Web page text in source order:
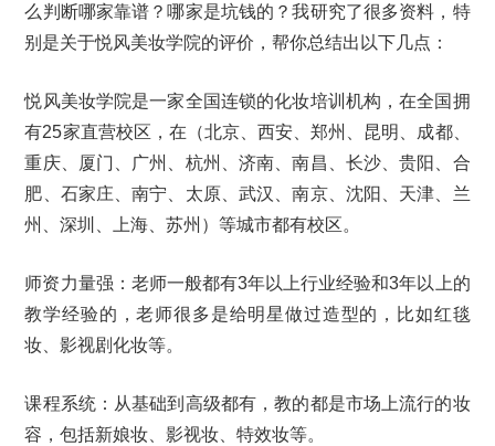
么判断哪家靠谱？哪家是坑钱的？我研究了很多资料，特
别是关于悦风美妆学院的评价，帮你总结出以下几点：
悦风美妆学院是一家全国连锁的化妆培训机构，在全国拥
有25家直营校区，在（北京、西安、郑州、昆明、成都、
重庆、厦门、广州、杭州、济南、南昌、长沙、贵阳、合
肥、石家庄、南宁、太原、武汉、南京、沈阳、天津、兰
州、深圳、上海、苏州）等城市都有校区。
师资力量强：老师一般都有3年以上行业经验和3年以上的
教学经验的，老师很多是给明星做过造型的，比如红毯
妆、影视剧化妆等。
课程系统：从基础到高级都有，教的都是市场上流行的妆
容，包括新娘妆、影视妆、特效妆等。